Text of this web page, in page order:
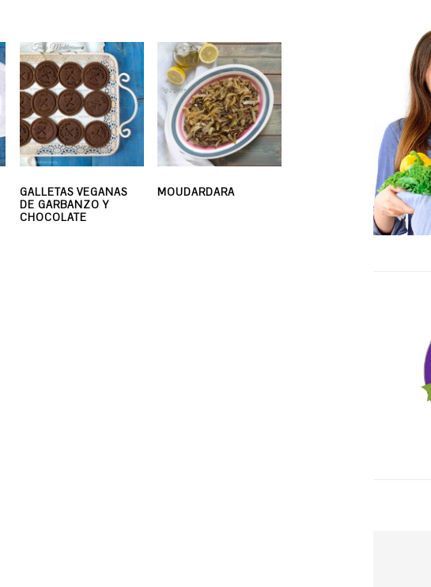
GALLETAS VEGANAS
DE GARBANZO Y
CHOCOLATE
MOUDARDARA